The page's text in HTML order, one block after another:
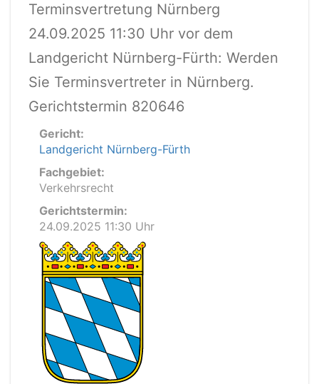
Terminsvertretung Nürnberg
24.09.2025 11:30 Uhr vor dem
Landgericht Nürnberg-Fürth: Werden
Sie Terminsvertreter in Nürnberg.
Gerichtstermin 820646
Gericht:
Landgericht Nürnberg-Fürth
Fachgebiet:
Verkehrsrecht
Gerichtstermin:
24.09.2025 11:30 Uhr